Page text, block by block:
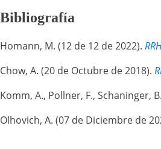
​​Bibliografía
​​Homann, M. (12 de 12 de 2022).
​Chow, A. (20 de Octubre de 2018).
​Komm, A., Pollner, F., Schaninger,
​Olhovich, A. (07 de Diciembre de